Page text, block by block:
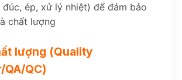
đúc, ép, xử lý nhiệt) để đảm bảo
chất lượng
lượng (Quality
QA/QC)